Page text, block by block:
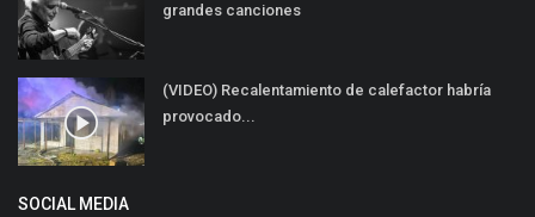
grandes canciones
(VIDEO) Recalentamiento de calefactor habría
provocado...
SOCIAL MEDIA